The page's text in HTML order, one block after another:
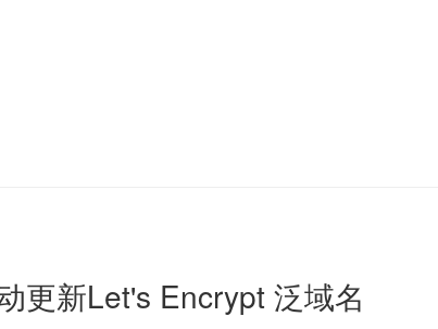
更新Let's Encrypt 泛域名